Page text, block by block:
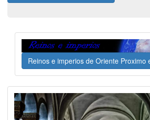
Reinos e imperios de Oriente Proximo